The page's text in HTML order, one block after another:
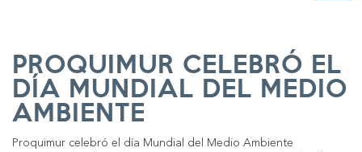
PROQUIMUR CELEBRÓ EL
DÍA MUNDIAL DEL MEDIO
AMBIENTE
Proquimur celebró el día Mundial del Medio Ambiente